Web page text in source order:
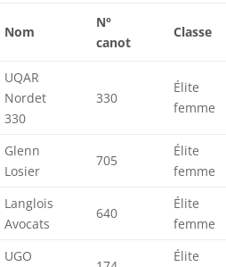
Nom
N°
canot
Classe
UQAR
Nordet
330
330
Élite
femme
Glenn
Losier
705
Élite
femme
Langlois
Avocats
640
Élite
femme
UGO
Élite